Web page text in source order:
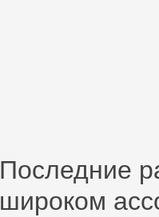
Последние
широком